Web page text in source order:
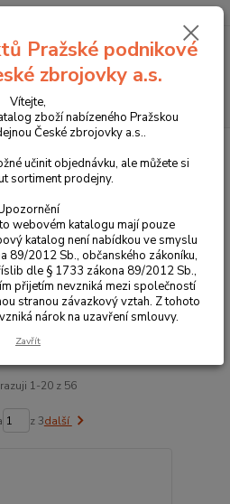
Menu
PC nebo tabletu.
parametry
Nejdražší
1-20 z 56
z 3další
Pražské podnikové
zbrojovky a.s.
Vítejte,
zboží nabízeného Pražskou
České zbrojovky a.s..
učinit objednávku, ale můžete si
sortiment prodejny.
webovém katalogu mají pouze
katalog není nabídkou ve smyslu
89/2012 Sb., občanského zákoníku,
dle § 1733 zákona 89/2012 Sb.,
přijetím nevzniká mezi společností
stranou závazkový vztah. Z tohoto
nárok na uzavření smlouvy.
Zavřít